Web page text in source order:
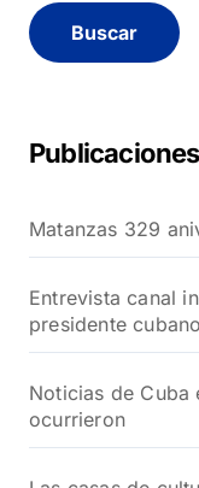
c
a
Matanzas 329
Entrevista canal
presidente cubano
Noticias de Cuba
ocurrieron